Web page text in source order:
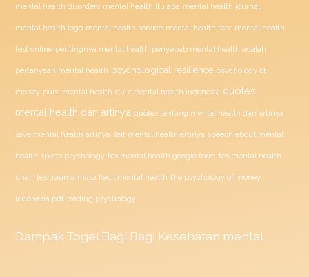
mental health disorders mental health itu apa mental health journal
mental health logo mental health service mental health test mental health
test online pentingnya mental health penyebab mental health adalah
pertanyaan mental health psychological resilience psychology of
money puisi mental health quiz mental health indonesia quotes
mental health dan artinya quotes tentang mental health dan artinya
save mental health artinya self mental health artinya speech about mental
health sports psychology tes mental health google form tes mental health
unair tes trauma masa kecil mental health the psychology of money
indonesia pdf trading psychology
Dampak Togel Bagi Bagi Kesehatan mental